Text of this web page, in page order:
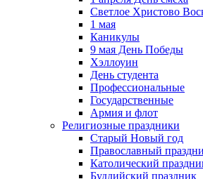
Светлое Христово
1 мая
Каникулы
9 мая День Победы
Хэллоуин
День студента
Профессиональные
Государственные
Армия и флот
Религиозные праздники
Старый Новый год
Православный
Католический
Буддийский праздник